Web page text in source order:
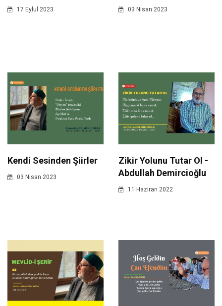
17 Eylul 2023 03 Nisan 2023
Kendi Sesinden Şiirler
03 Nisan 2023
Zikir Yolunu Tutar Ol -
Abdullah Demircioğlu
11 Haziran 2022